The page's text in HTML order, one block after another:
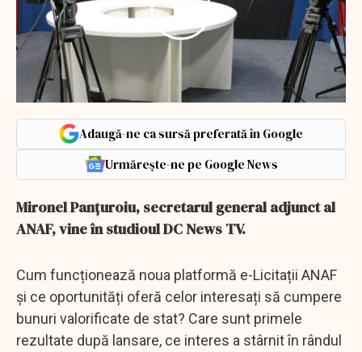
Adaugă-ne ca sursă preferată în Google
Urmărește-ne pe Google News
Mironel Panțuroiu, secretarul general adjunct al
ANAF, vine în studioul DC News TV.
Cum funcționează noua platformă e-Licitații ANAF
și ce oportunități oferă celor interesați să cumpere
bunuri valorificate de stat? Care sunt primele
rezultate după lansare, ce interes a stârnit în rândul